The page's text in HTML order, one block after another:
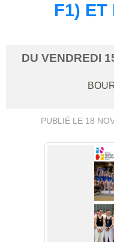
F1) ET
DU VENDREDI
PUBLIÉ LE 18